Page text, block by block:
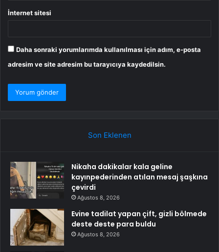
İnternet sitesi
Daha sonraki yorumlarımda kullanılması için adım, e-posta
adresim ve site adresim bu tarayıcıya kaydedilsin.
Son Eklenen
Nikaha dakikalar kala geline
kayınpederinden atılan mesaj şaşkına
çevirdi
Ağustos 8, 2026
Evine tadilat yapan çift, gizli bölmede
deste deste para buldu
Ağustos 8, 2026